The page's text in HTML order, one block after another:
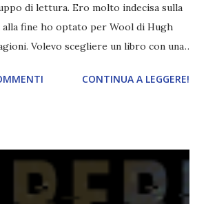
di lettura. Ero molto indecisa sulla
alla fine ho optato per Wool di Hugh
Volevo scegliere un libro con una
con ansia il recap e sia perché
tra qualche settimana,
e iscrivervi. Titolo: Wool (Silo
CONTINUA A LEGGERE!